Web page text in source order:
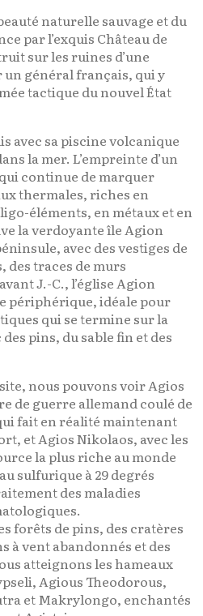
naturelle sauvage et du
par l’exquis Château de
sur les ruines d’une
général français, qui y
tactique du nouvel État
avec sa piscine volcanique
la mer. L’empreinte d’un
continue de marquer
thermales, riches en
éléments, en métaux et en
la verdoyante île Agion
avec des vestiges de
traces de murs
J.-C., l’église Agion
périphérique, idéale pour
qui se termine sur la
pins, du sable fin et des
nous pouvons voir Agios
de guerre allemand coulé de
fait en réalité maintenant
et Agios Nikolaos, avec les
la plus riche au monde
sulfurique à 29 degrés
des maladies
forêts de pins, des cratères
à vent abandonnés et des
atteignons les hameaux
Agious Theodorous,
et Makrylongo, enchantés